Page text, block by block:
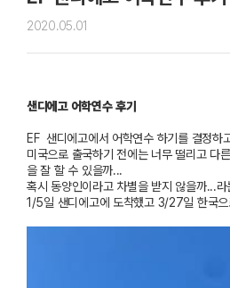
2020.05.01
샌디에고 어학연수 후기
EF 샌디에고에서 어학연수 하기를 결정하
미국으로 출국하기 전에는 너무 떨리고 다른
을 잘 할 수 있을까...
혹시 동양인이라고 차별을 받지 않을까...라
1/5일 샌디에고에 도착했고3/27일 한국